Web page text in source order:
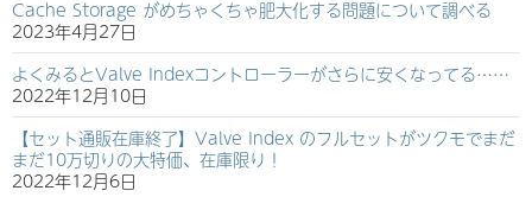
Cache Storage がめちゃくちゃ肥大化する問題について調べる
2023年4月27日
よくみるとValve Indexコントローラーがさらに安くなってる……
2022年12月10日
【セット通販在庫終了】Valve Index のフルセットがツクモでまだ
まだ10万切りの大特価、在庫限り！
2022年12月6日